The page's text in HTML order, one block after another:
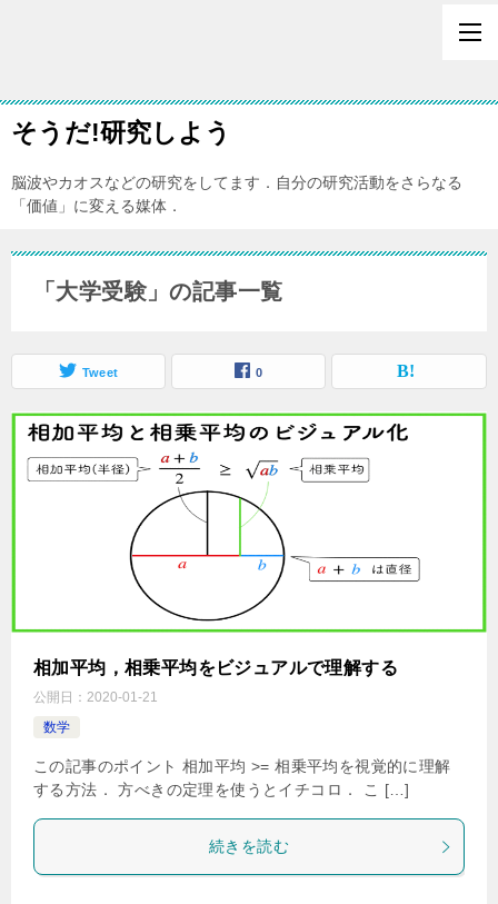
そうだ!研究しよう
脳波やカオスなどの研究をしてます．自分の研究活動をさらなる
「価値」に変える媒体．
「大学受験」の記事一覧
Tweet 0
相加平均，相乗平均をビジュアルで理解する
公開日： 2020-01-21
数学
この記事のポイント 相加平均 >= 相乗平均を視覚的に理解
する方法． 方べきの定理を使うとイチコロ． こ […]
続きを読む